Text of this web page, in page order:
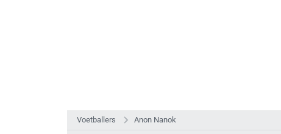
Voetballers Anon Nanok